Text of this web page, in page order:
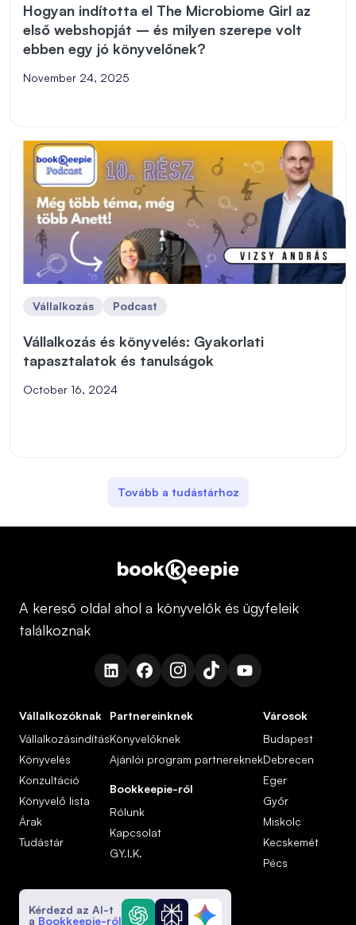
Hogyan indította el The Microbiome Girl az
első webshopját – és milyen szerepe volt
ebben egy jó könyvelőnek?
November 24, 2025
Vállalkozás Podcast
Vállalkozás és könyvelés: Gyakorlati
tapasztalatok és tanulságok
October 16, 2024
Tovább a tudástárhoz
A kereső oldal ahol a könyvelők és ügyfeleik
találkoznak
Vállalkozóknak
Vállalkozásindítás
Könyvelés
Konzultáció
Könyvelő lista
Árak
Tudástár
Partnereinknek
Könyvelőknek
Ajánlói program partnereknek
Bookkeepie-ről
Rólunk
Kapcsolat
GY.I.K.
Városok
Budapest
Debrecen
Eger
Győr
Miskolc
Kecskemét
Pécs
Kérdezd az AI-t
a Bookkeepie-ről